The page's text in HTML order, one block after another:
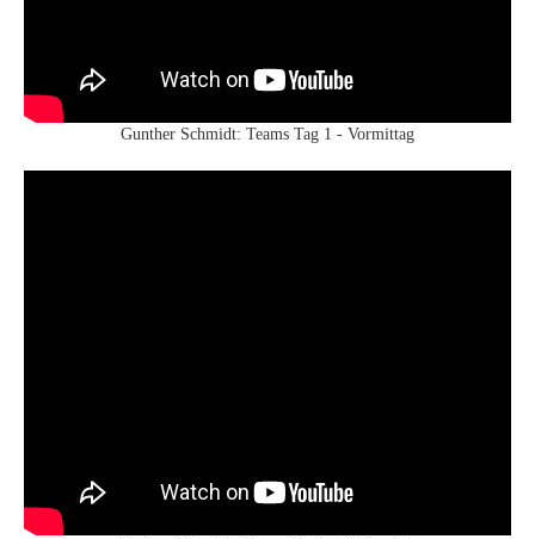
Gunther Schmidt: Teams Tag 1 - Vormittag